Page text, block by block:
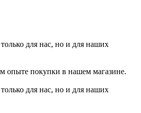
для нас, но и для наших
опыте покупки в нашем магазине.
для нас, но и для наших